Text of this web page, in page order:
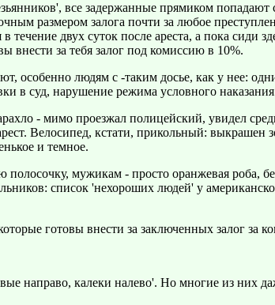
все задержанные прямиком
размером залога почти за любое
течение двух суток после ареста, а пока сиди
внести за тебя залог под комиссию в 10%.
особенно людям с -таким досье, как у нее:
в суд, нарушение режима условного
- мимо проезжал полицейский, увидел
Велосипед, кстати, прикольный: выкрашен
и темное.
мужикам - просто оранжевая роба,
список 'нехороших людей' у
готовы внести за заключенных залог за
направо, калеки налево'. Но многие из них